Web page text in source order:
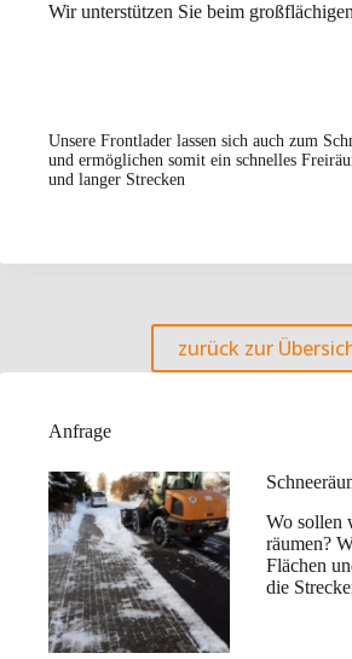
Wir unterstützen Sie beim
Unsere Frontlader lassen sich auch zum
und ermöglichen somit ein schnelles
und langer Strecken
zurück zur
Anfrage
Wo sollen
räumen?
Flächen
die